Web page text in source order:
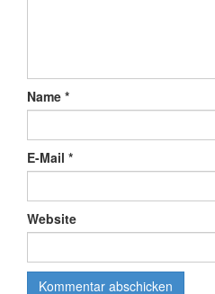
Name *
E-Mail *
Website